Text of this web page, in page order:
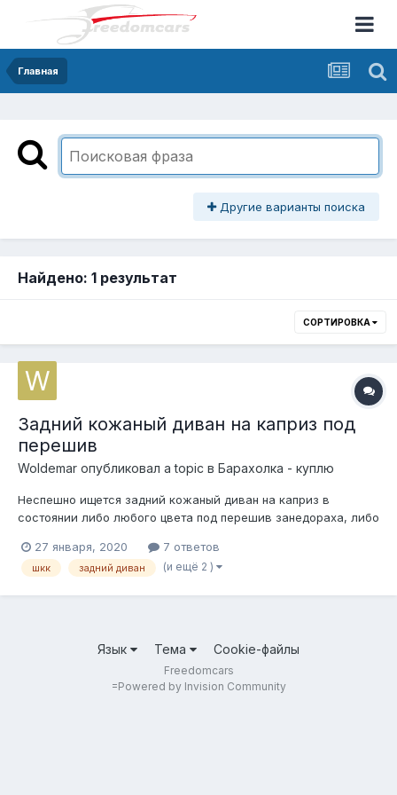
Главная
Другие варианты поиска
Найдено: 1 результат
СОРТИРОВКА
Задний кожаный диван на каприз под
перешив
Woldemar опубликовал a topic в Барахолка - куплю
Неспешно ищется задний кожаный диван на каприз в
состоянии либо любого цвета под перешив занедораха, либо
велюр на обмен с моей доплатой. В идеале готов взять
годный бежевый, но можно любой другой цвет, но при этом
27 января, 2020 7 ответов
шкк задний диван (и ещё 2 )
Язык Тема Cookie-файлы
Freedomcars
=Powered by Invision Community